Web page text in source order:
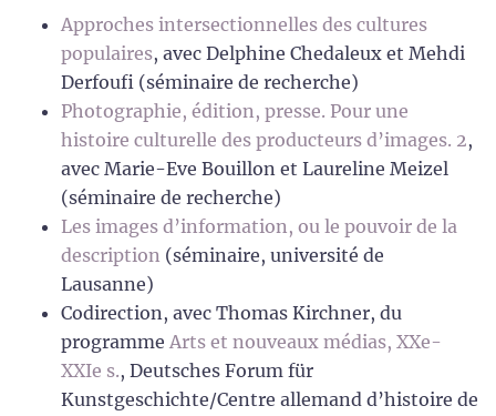
Approches intersectionnelles des cultures
populaires, avec Delphine Chedaleux et Mehdi
Derfoufi (séminaire de recherche)
Photographie, édition, presse. Pour une
histoire culturelle des producteurs d’images. 2,
avec Marie-Eve Bouillon et Laureline Meizel
(séminaire de recherche)
Les images d’information, ou le pouvoir de la
description (séminaire, université de
Lausanne)
Codirection, avec Thomas Kirchner, du
programme Arts et nouveaux médias, XXe-
XXIe s., Deutsches Forum für
Kunstgeschichte/Centre allemand d’histoire de